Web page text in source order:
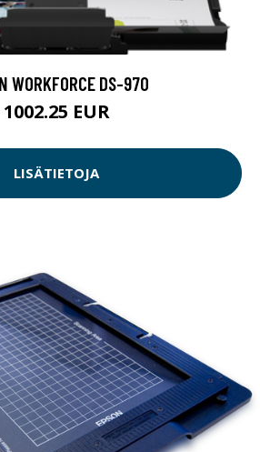
WORKFORCE DS-970
1002.25 EUR
LISÄTIETOJA